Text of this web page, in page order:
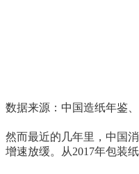
数据来源：中国造纸年鉴
然而最近的几年里，中国
增速放缓。从2017年包装